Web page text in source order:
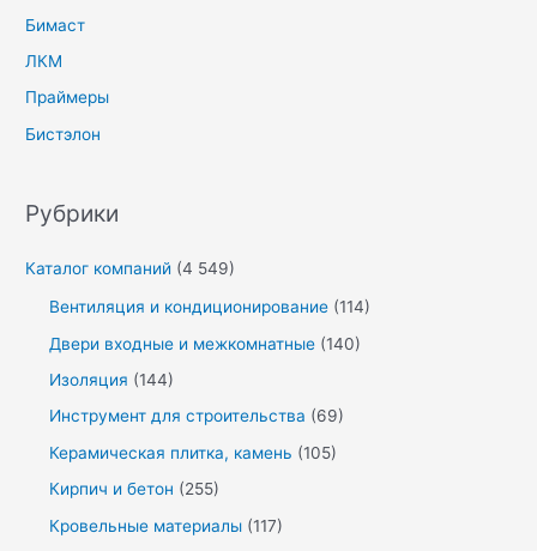
Бимаст
ЛКМ
Праймеры
Бистэлон
Рубрики
Каталог компаний (4 549)
Вентиляция и кондиционирование (114)
Двери входные и межкомнатные (140)
Изоляция (144)
Инструмент для строительства (69)
Керамическая плитка, камень (105)
Кирпич и бетон (255)
Кровельные материалы (117)